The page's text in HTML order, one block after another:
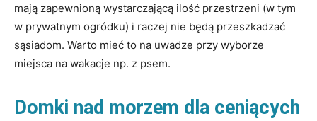
mają zapewnioną wystarczającą ilość przestrzeni (w tym
w prywatnym ogródku) i raczej nie będą przeszkadzać
sąsiadom. Warto mieć to na uwadze przy wyborze
miejsca na wakacje np. z psem.
Domki nad morzem dla ceniących